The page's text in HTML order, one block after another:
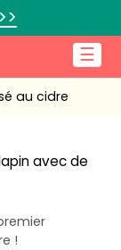
☰
au cidre
avec de
!